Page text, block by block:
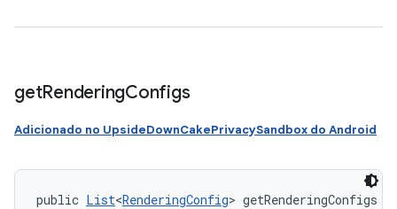
getRenderingConfigs
Adicionado no UpsideDownCakePrivacySandbox do Android
public List<RenderingConfig> getRenderingConfigs